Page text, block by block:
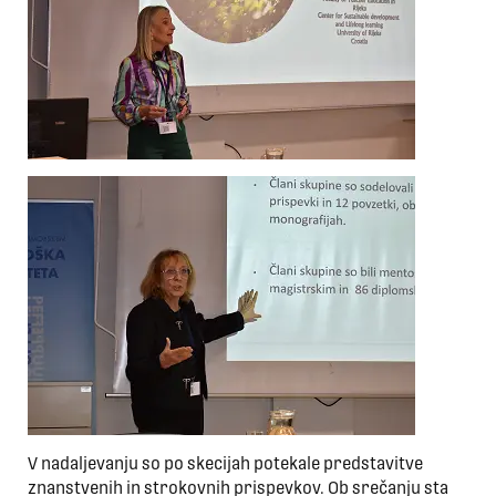
V nadaljevanju so po skecijah potekale predstavitve
znanstvenih in strokovnih prispevkov. Ob srečanju sta